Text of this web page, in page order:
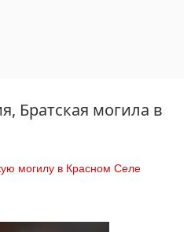
Братская могила в
могилу в Красном Селе